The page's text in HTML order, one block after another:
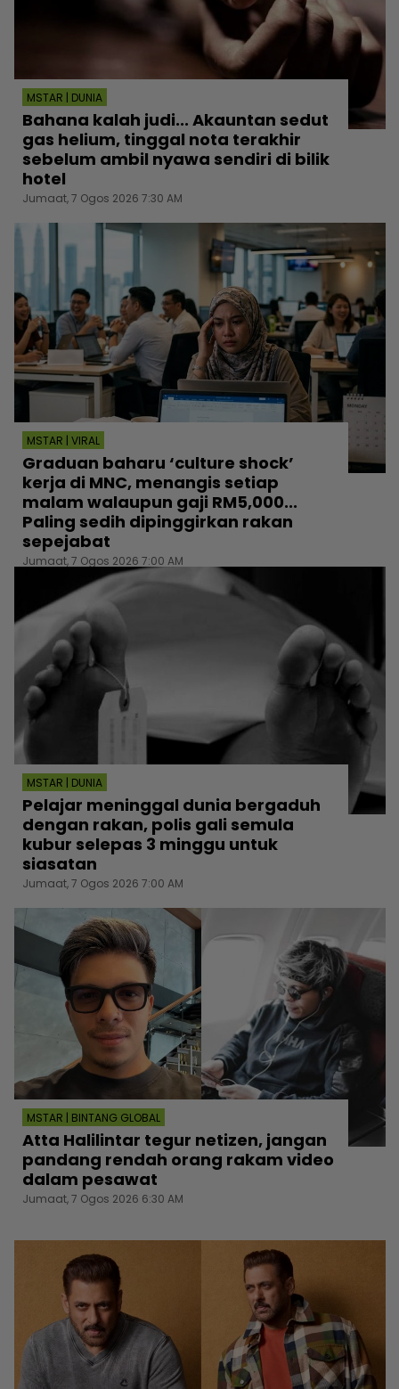
MSTAR | DUNIA
Bahana kalah judi... Akauntan sedut
gas helium, tinggal nota terakhir
sebelum ambil nyawa sendiri di bilik
hotel
Jumaat, 7 Ogos 2026 7:30 AM
MSTAR | VIRAL
Graduan baharu ‘culture shock’
kerja di MNC, menangis setiap
malam walaupun gaji RM5,000...
Paling sedih dipinggirkan rakan
sepejabat
Jumaat, 7 Ogos 2026 7:00 AM
MSTAR | DUNIA
Pelajar meninggal dunia bergaduh
dengan rakan, polis gali semula
kubur selepas 3 minggu untuk
siasatan
Jumaat, 7 Ogos 2026 7:00 AM
MSTAR | BINTANG GLOBAL
Atta Halilintar tegur netizen, jangan
pandang rendah orang rakam video
dalam pesawat
Jumaat, 7 Ogos 2026 6:30 AM